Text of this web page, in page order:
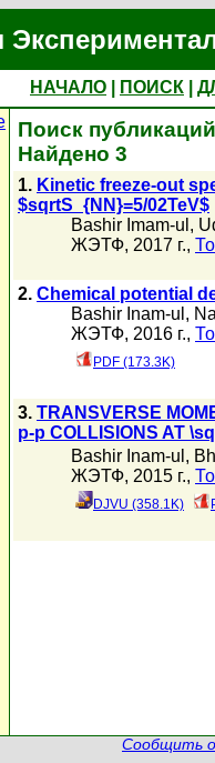
НАЧАЛО ПОИСК
Поиск
Найдено 3
1. Kinetic freeze-out
$sqrtS_{NN}=5/02TeV$
Bashir Imam-ul ,
ЖЭТФ, 2017 г.,
2. Chemical potential
Bashir Inam-ul ,
ЖЭТФ, 2016 г.,
PDF (173.3K)
3. TRANSVERSE
p-p COLLISIONS AT
Bashir Inam-ul ,
ЖЭТФ, 2015 г.,
DJVU (358.1K)
Сообщить о